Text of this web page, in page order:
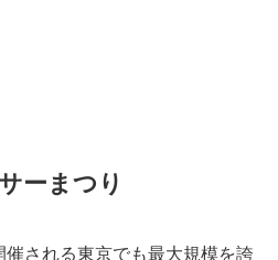
ーまつり
される東京でも最大規模を誇